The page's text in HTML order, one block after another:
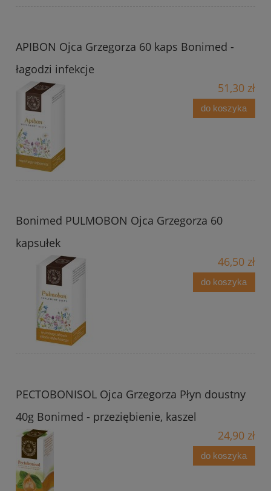
APIBON Ojca Grzegorza 60 kaps Bonimed -
łagodzi infekcje
51,30 zł
do koszyka
Bonimed PULMOBON Ojca Grzegorza 60
kapsułek
46,50 zł
do koszyka
PECTOBONISOL Ojca Grzegorza Płyn doustny
40g Bonimed - przeziębienie, kaszel
24,90 zł
do koszyka